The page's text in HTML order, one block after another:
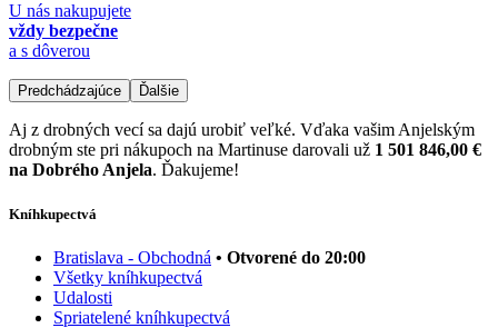
U nás nakupujete
vždy bezpečne
a s dôverou
Predchádzajúce Ďalšie
Aj z drobných vecí sa dajú urobiť veľké. Vďaka vašim Anjelským
drobným ste pri nákupoch na Martinuse darovali už 1 501 846,00 €
na Dobrého Anjela. Ďakujeme!
Kníhkupectvá
Bratislava - Obchodná • Otvorené do 20:00
Všetky kníhkupectvá
Udalosti
Spriatelené kníhkupectvá